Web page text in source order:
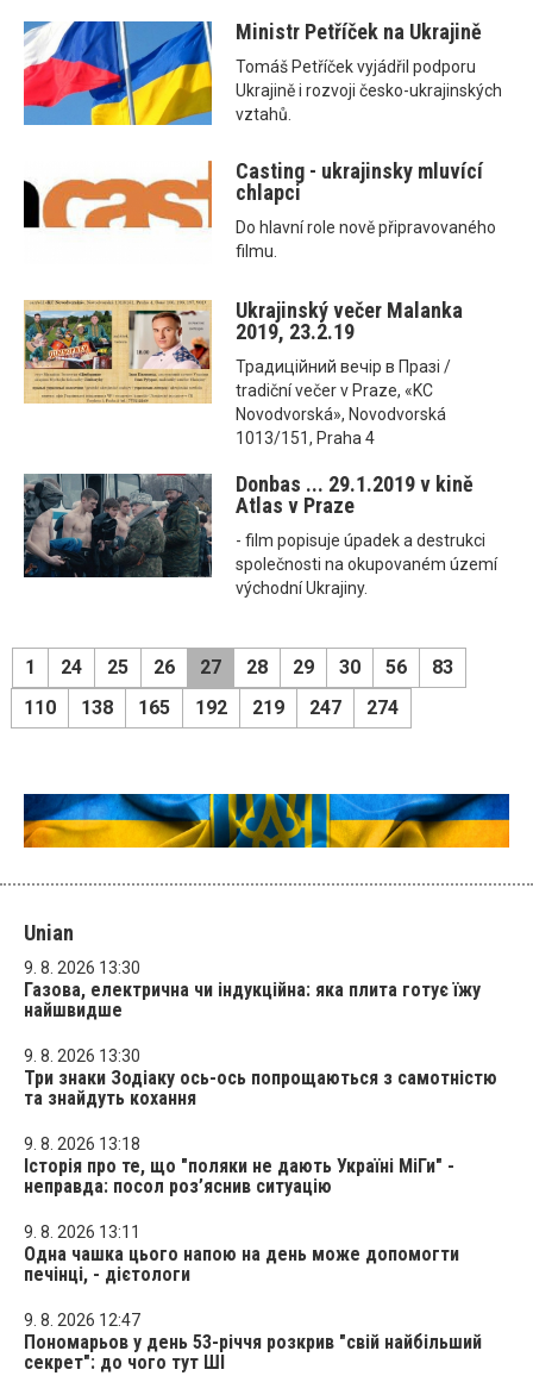
Ministr Petříček na Ukrajině
Tomáš Petříček vyjádřil podporu
Ukrajině i rozvoji česko-ukrajinských
vztahů.
Casting - ukrajinsky mluvící
chlapci
Do hlavní role nově připravovaného
filmu.
Ukrajinský večer Malanka
2019, 23.2.19
Традиційний вечір в Празі /
tradiční večer v Praze, «KC
Novodvorská», Novodvorská
1013/151, Praha 4
Donbas ... 29.1.2019 v kině
Atlas v Praze
- film popisuje úpadek a destrukci
společnosti na okupovaném území
východní Ukrajiny.
1 24 25 26 27 28 29 30 56
83
110
138 165 192 219 247 274
Unian
9. 8. 2026 13:30
Газова, електрична чи індукційна: яка плита готує їжу
найшвидше
9. 8. 2026 13:30
Три знаки Зодіаку ось-ось попрощаються з самотністю
та знайдуть кохання
9. 8. 2026 13:18
Історія про те, що "поляки не дають Україні МіГи" -
неправда: посол роз’яснив ситуацію
9. 8. 2026 13:11
Одна чашка цього напою на день може допомогти
печінці, - дієтологи
9. 8. 2026 12:47
Пономарьов у день 53-річчя розкрив "свій найбільший
секрет": до чого тут ШІ